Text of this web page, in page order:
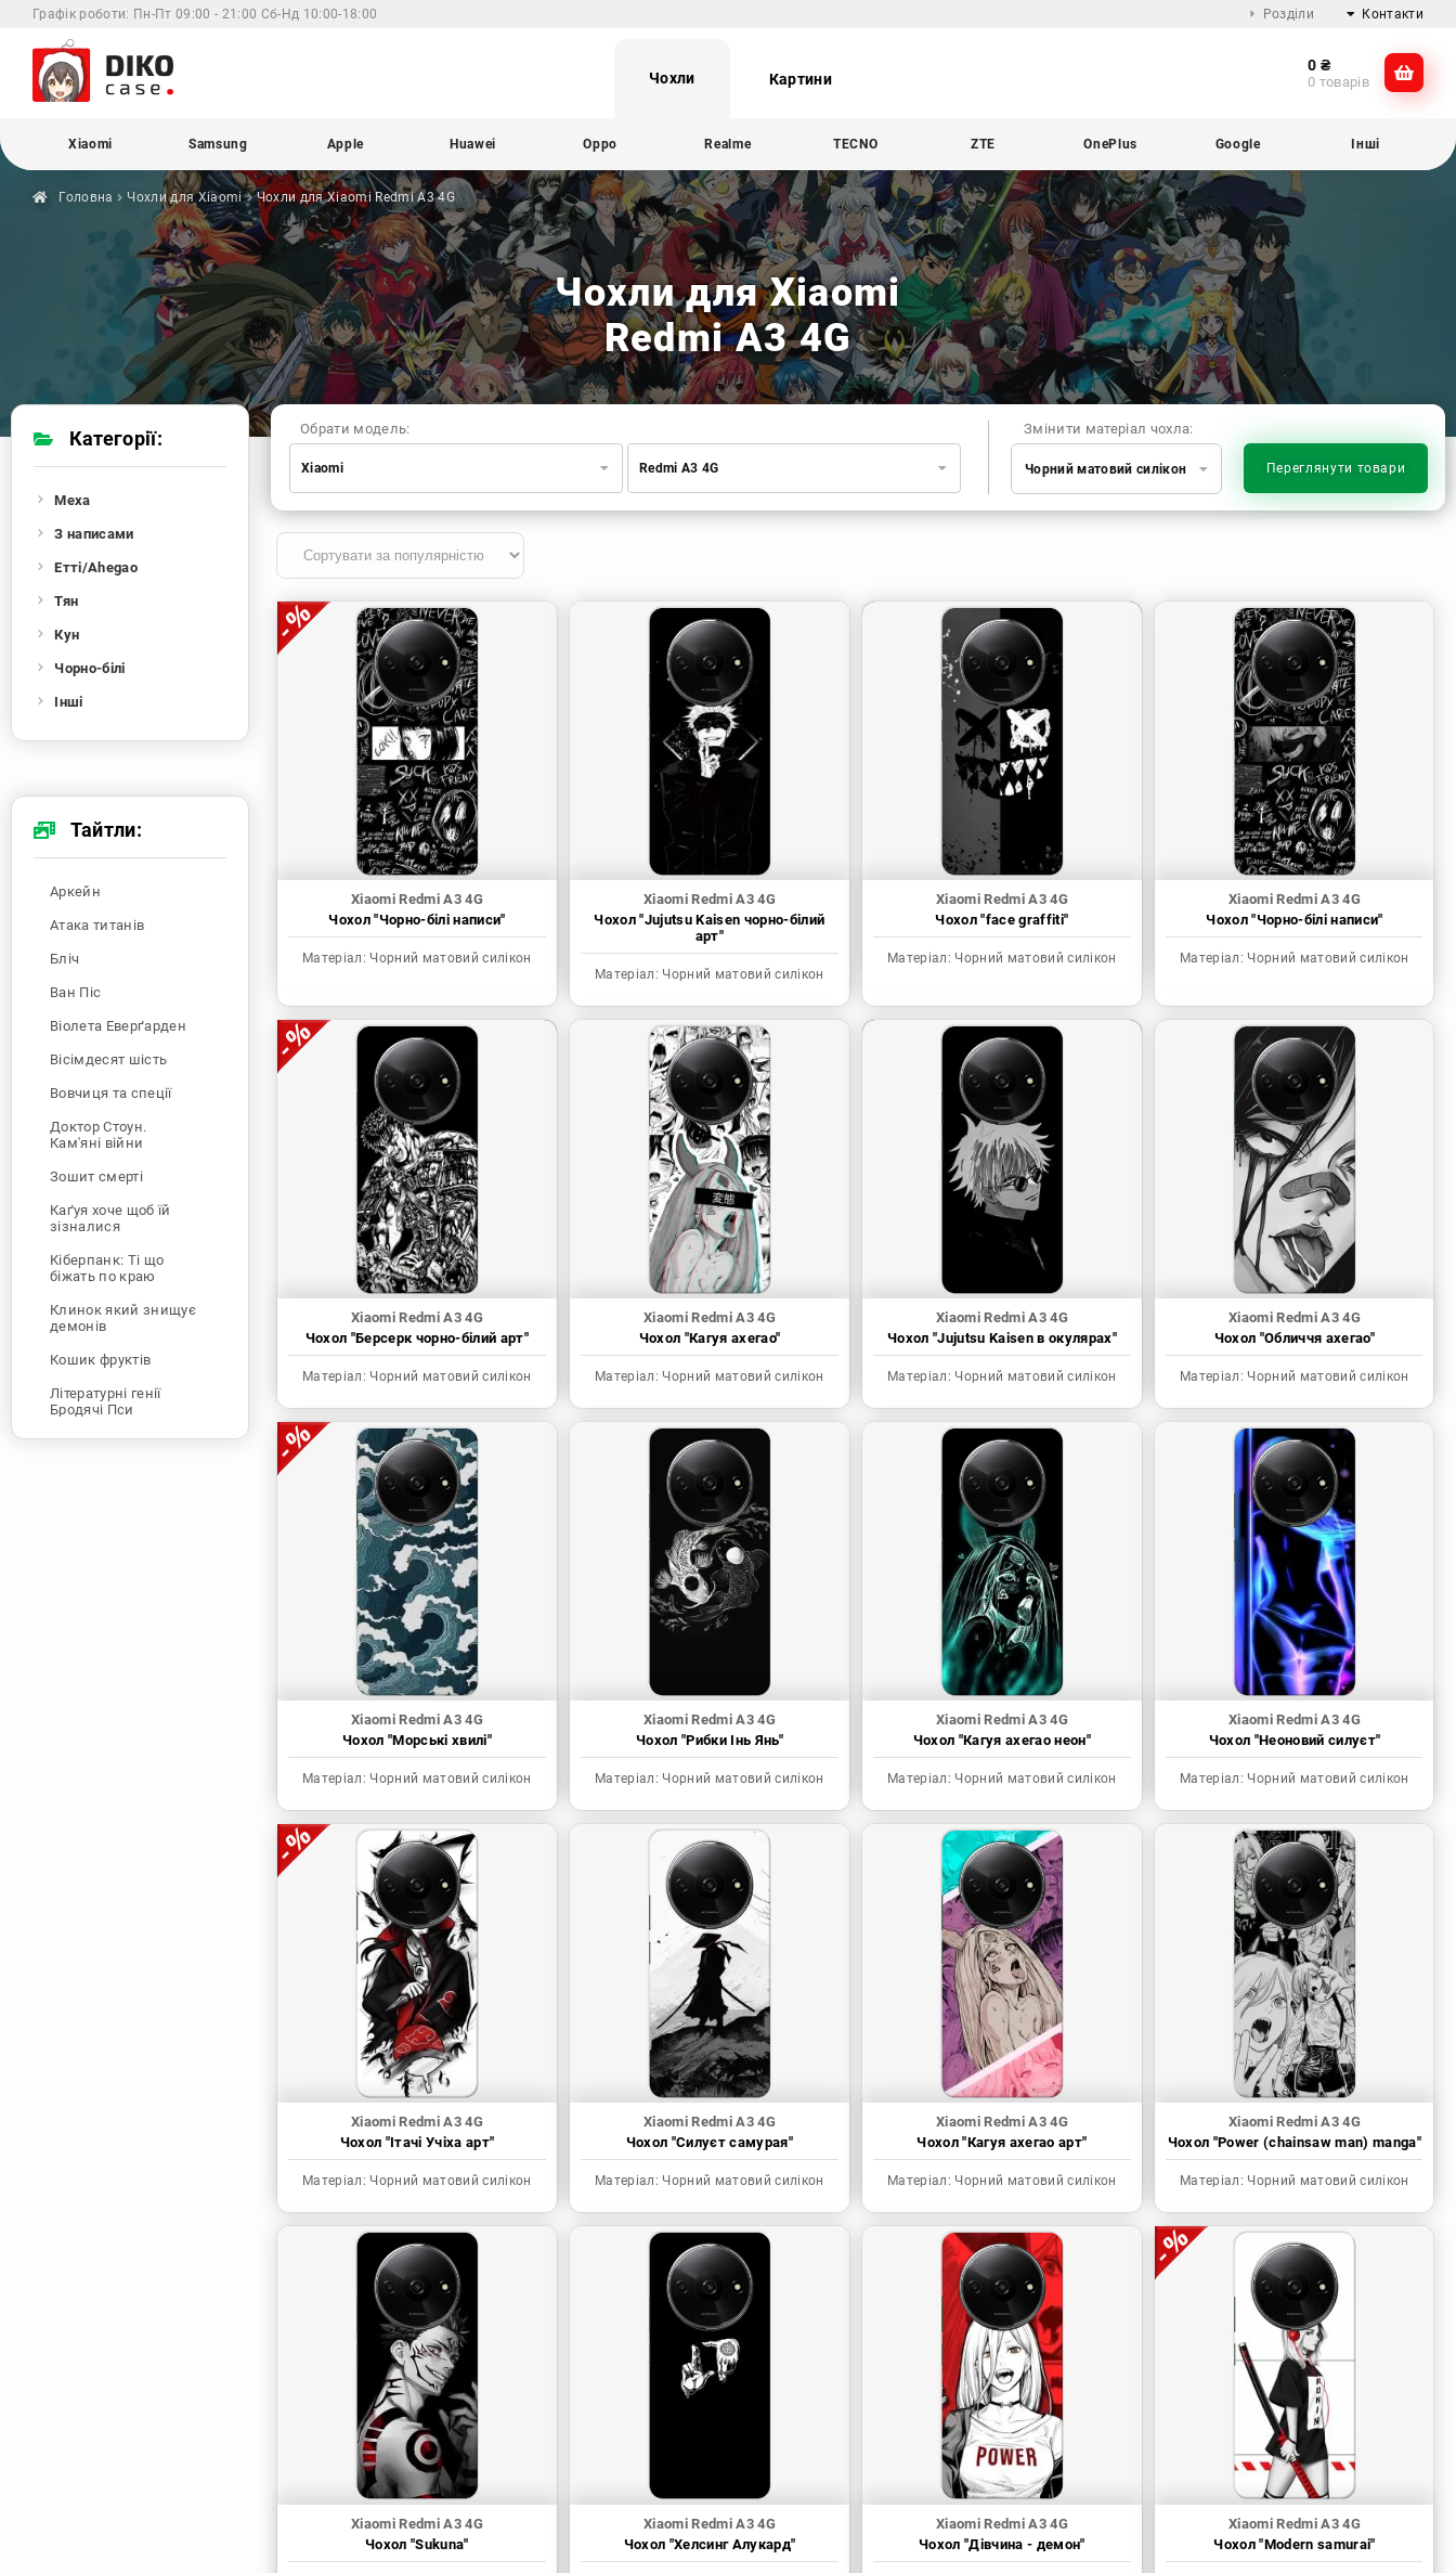
Графік роботи: Пн-Пт 09:00 - 21:00 Сб-Нд 10:00-18:00 Розділи Контакти
@dikocase
Чохли Картини
0 ₴
0 товарів
Xiaomi Samsung Apple Huawei Oppo Realme TECNO ZTE OnePlus Google Інші
Головна Чохли дляXiaomi Чохли для XiaomiRedmi A3 4G
Чохли для Xiaomi
Redmi A3 4G
Змінити матеріал чохла:
Чорний матовий силікон Переглянути товари
Обрати модель:
Xiaomi
Samsung
Huawei
Realme
TECNO
OnePlus
Google
Infinix
Sony
Motorola
Redmi A3 4G
Xiaomi Redmi A3 4G
Чохол "Чорно-білі написи"
Матеріал: Чорний матовий силікон
Xiaomi Redmi A3 4G
Чохол "Jujutsu Kaisen чорно-білий
арт"
Матеріал: Чорний матовий силікон
Xiaomi Redmi A3 4G
Чохол "face graffiti"
Матеріал: Чорний матовий силікон
Xiaomi Redmi A3 4G
Чохол "Чорно-білі написи"
Матеріал: Чорний матовий силікон
Xiaomi Redmi A3 4G
Чохол "Берсерк чорно-білий арт"
Матеріал: Чорний матовий силікон
Xiaomi Redmi A3 4G
Чохол "Кагуя ахегао"
Матеріал: Чорний матовий силікон
Xiaomi Redmi A3 4G
Чохол "Jujutsu Kaisen в окулярах"
Матеріал: Чорний матовий силікон
Xiaomi Redmi A3 4G
Чохол "Обличчя ахегао"
Матеріал: Чорний матовий силікон
Xiaomi Redmi A3 4G
Чохол "Морські хвилі"
Матеріал: Чорний матовий силікон
Xiaomi Redmi A3 4G
Чохол "Рибки Інь Янь"
Матеріал: Чорний матовий силікон
Xiaomi Redmi A3 4G
Чохол "Кагуя ахегао неон"
Матеріал: Чорний матовий силікон
Xiaomi Redmi A3 4G
Чохол "Неоновий силуєт"
Матеріал: Чорний матовий силікон
Xiaomi Redmi A3 4G
Чохол "Ітачі Учіха арт"
Матеріал: Чорний матовий силікон
Xiaomi Redmi A3 4G
Чохол "Силуєт самурая"
Матеріал: Чорний матовий силікон
Xiaomi Redmi A3 4G
Чохол "Кагуя ахегао арт"
Матеріал: Чорний матовий силікон
Xiaomi Redmi A3 4G
Чохол "Power (chainsaw man) manga"
Матеріал: Чорний матовий силікон
Xiaomi Redmi A3 4G
Чохол "Sukuna"
Xiaomi Redmi A3 4G
Чохол "Хелсинг Алукард"
Xiaomi Redmi A3 4G
Чохол "Дівчина - демон"
Xiaomi Redmi A3 4G
Чохол "Modern samurai"
Категорії:
Меха
З написами
Етті/Ahegao
Тян
Кун
Чорно-білі
Інші
Тайтли:
Аркейн
Атака титанів
Бліч
Ван Піс
Віолета Еверґарден
Вісімдесят шість
Вовчиця та спеції
Доктор Стоун.
Кам'яні війни
Зошит смерті
Каґуя хоче щоб їй
зізналися
Кіберпанк: Ті що
біжать по краю
Клинок який знищує
демонів
Кошик фруктів
Літературні генії
Бродячі Пси
Людина-бензопила